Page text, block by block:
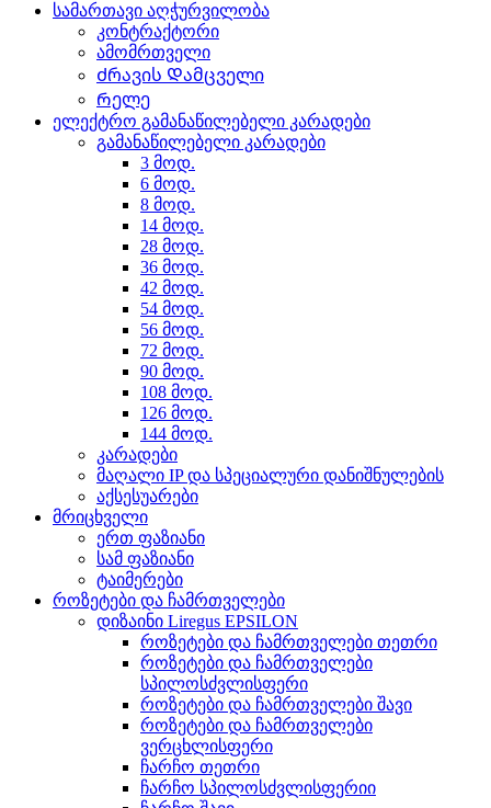
სამართავი აღჭურვილობა
კონტრაქტორი
ამომრთველი
Ძრავის Დამცველი
Რელე
ელექტრო გამანაწილებელი კარადები
გამანაწილებელი კარადები
3 მოდ.
6 მოდ.
8 მოდ.
14 მოდ.
28 მოდ.
36 მოდ.
42 მოდ.
54 მოდ.
56 მოდ.
72 მოდ.
90 მოდ.
108 მოდ.
126 მოდ.
144 მოდ.
კარადები
მაღალი IP და სპეციალური დანიშნულების
აქსესუარები
მრიცხველი
ერთ ფაზიანი
სამ ფაზიანი
ტაიმერები
როზეტები და ჩამრთველები
დიზაინი Liregus EPSILON
როზეტები და ჩამრთველები თეთრი
როზეტები და ჩამრთველები
სპილოსძვლისფერი
როზეტები და ჩამრთველები შავი
როზეტები და ჩამრთველები
ვერცხლისფერი
ჩარჩო თეთრი
ჩარჩო სპილოსძვლისფერიი